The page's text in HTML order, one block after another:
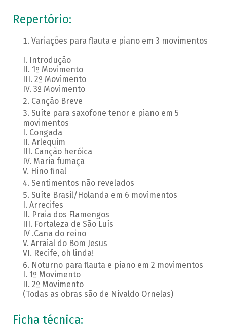
Repertório:
Variações para flauta e piano em 3 movimentos
I. Introdução
II. 1º Movimento
III. 2º Movimento
IV. 3º Movimento
Canção Breve
Suíte para saxofone tenor e piano em 5
movimentos
I. Congada
II. Arlequim
III. Canção heróica
IV. Maria fumaça
V. Hino final
Sentimentos não revelados
Suíte Brasil/Holanda em 6 movimentos
I. Arrecifes
II. Praia dos Flamengos
III. Fortaleza de São Luís
IV .Cana do reino
V. Arraial do Bom Jesus
VI. Recife, oh linda!
Noturno para flauta e piano em 2 movimentos
I. 1º Movimento
II. 2º Movimento
(Todas as obras são de Nivaldo Ornelas)
Ficha técnica: